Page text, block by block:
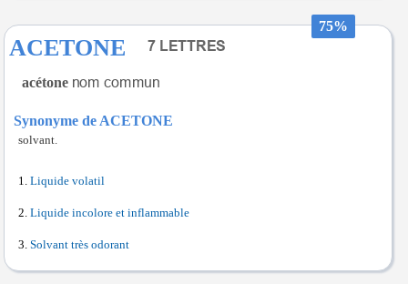
75%
ACETONE
acétone
Synonyme de ACETONE
solvant.
Liquide volatil
Liquide incolore et inflammable
Solvant très odorant